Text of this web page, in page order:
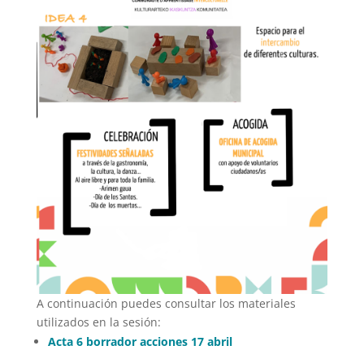
A continuación puedes consultar los materiales
utilizados en la sesión:
Acta 6 borrador acciones 17 abril